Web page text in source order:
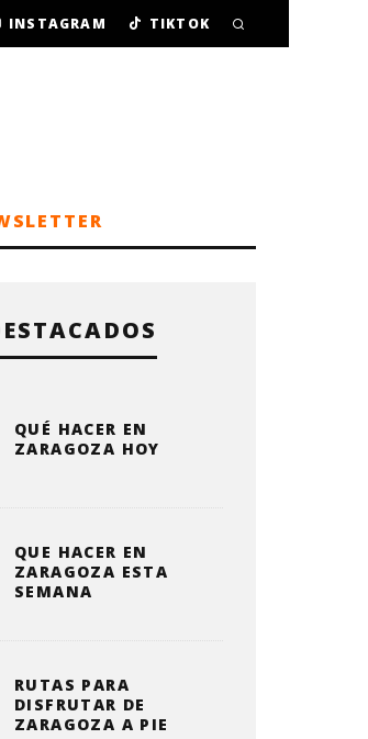
INSTAGRAM TIKTOK
QUÉ HACER EN
ZARAGOZA HOY
QUE HACER EN
ZARAGOZA ESTA
SEMANA
RUTAS PARA
DISFRUTAR DE
ZARAGOZA A PIE